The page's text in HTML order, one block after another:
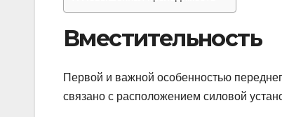
Вместительность
Первой и важной особенностью
связано с расположением силовой